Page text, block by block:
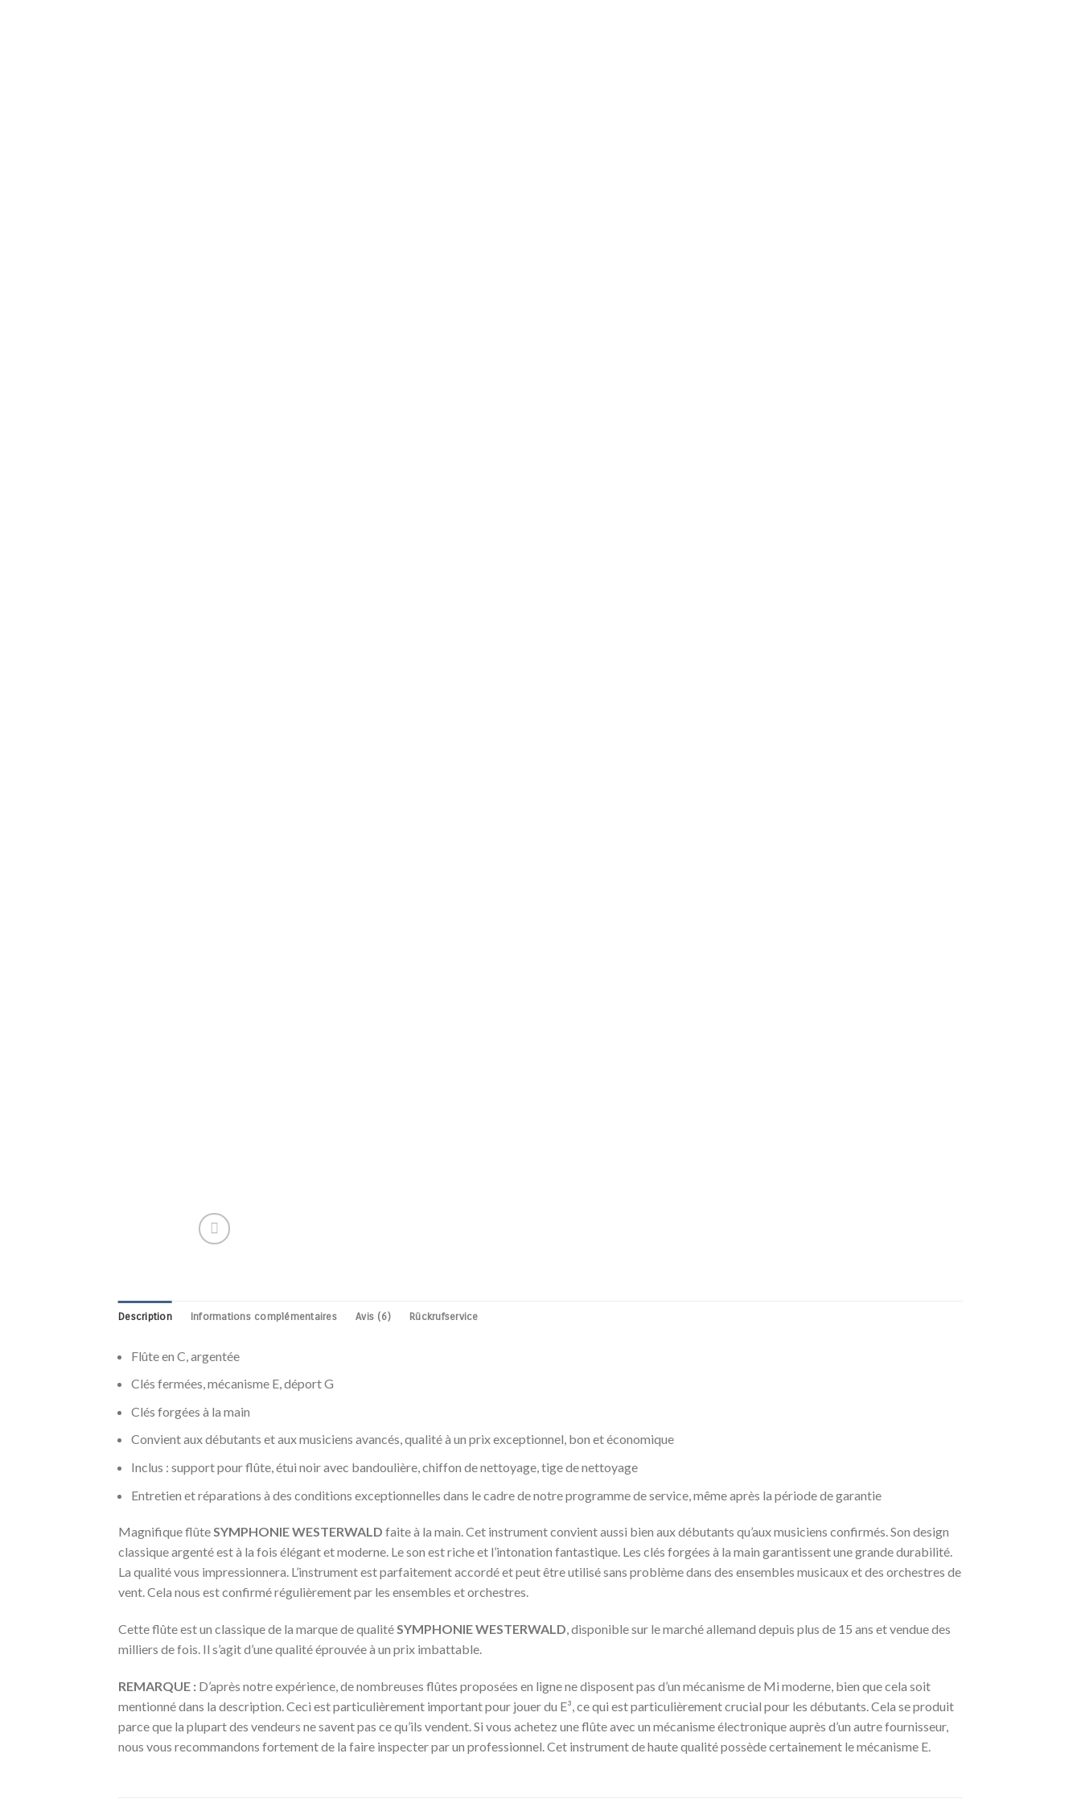
Description Informations complémentaires Avis (6) Rückrufservice
Flûte en C, argentée
Clés fermées, mécanisme E, déport G
Clés forgées à la main
Convient aux débutants et aux musiciens avancés, qualité à un prix exceptionnel, bon et économique
Inclus : support pour flûte, étui noir avec bandoulière, chiffon de nettoyage, tige de nettoyage
Entretien et réparations à des conditions exceptionnelles dans le cadre de notre programme de service, même après la période de garantie
Magnifique flûteSYMPHONIE WESTERWALD faite à la main. Cet instrument convient aussi bien aux débutants qu’aux musiciens confirmés. Son design
classique argenté est à la fois élégant et moderne. Le son est riche et l’intonation fantastique. Les clés forgées à la main garantissent une grande durabilité.
La qualité vous impressionnera. L’instrument est parfaitement accordé et peut être utilisé sans problème dans des ensembles musicaux et des orchestres de
vent. Cela nous est confirmé régulièrement par les ensembles et orchestres.
Cette flûte est un classique de la marque de qualitéSYMPHONIE WESTERWALD, disponible sur le marché allemand depuis plus de 15 ans et vendue des
milliers de fois. Il s’agit d’une qualité éprouvée à un prix imbattable.
REMARQUE : D’après notre expérience, de nombreuses flûtes proposées en ligne ne disposent pas d’un mécanisme de Mi moderne, bien que cela soit
mentionné dans la description. Ceci est particulièrement important pour jouer du E³, ce qui est particulièrement crucial pour les débutants. Cela se produit
parce que la plupart des vendeurs ne savent pas ce qu’ils vendent. Si vous achetez une flûte avec un mécanisme électronique auprès d’un autre fournisseur,
nous vous recommandons fortement de la faire inspecter par un professionnel. Cet instrument de haute qualité possède certainement le mécanisme E.